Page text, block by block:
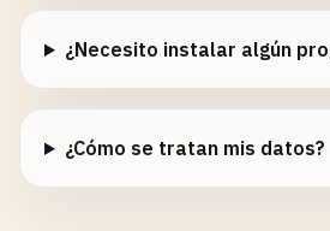
¿Necesito instalar algún
¿Cómo se tratan mis datos?